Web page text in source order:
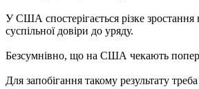
У США спостерігається різке зростання
суспільної довіри до уряду.
Безсумнівно, що на США чекають
Для запобігання такому результату